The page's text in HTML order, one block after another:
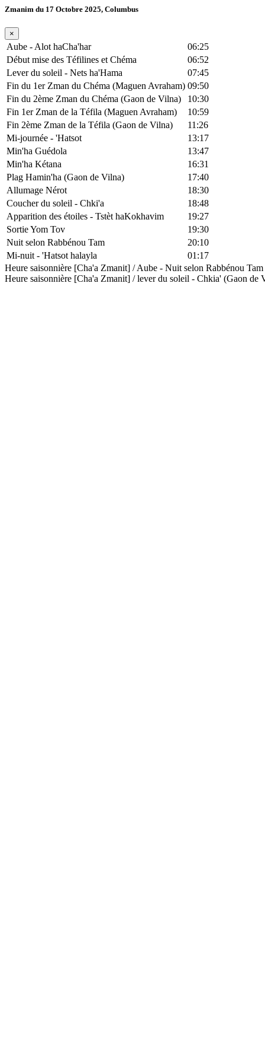
Zmanim du 17 Octobre 2025, Columbus
×
Aube - Alot haCha'har
06:25
Début mise des Téfilines et Chéma
06:52
Lever du soleil - Nets ha'Hama
07:45
Fin du 1er Zman du Chéma (Maguen Avraham) 09:50
Fin du 2ème Zman du Chéma (Gaon de Vilna)
10:30
Fin 1er Zman de la Téfila (Maguen Avraham)
10:59
Fin 2ème Zman de la Téfila (Gaon de Vilna)
11:26
Mi-journée - 'Hatsot
13:17
Min'ha Guédola
13:47
Min'ha Kétana
16:31
Plag Hamin'ha (Gaon de Vilna)
17:40
Allumage Nérot
18:30
Coucher du soleil - Chki'a
18:48
Apparition des étoiles - Tstèt haKokhavim
19:27
Sortie Yom Tov
19:30
Nuit selon Rabbénou Tam
20:10
Mi-nuit - 'Hatsot halayla
01:17
Heure saisonnière [Cha'a Zmanit] / Aube - Nuit selon Rabbénou
Heure saisonnière [Cha'a Zmanit] / lever du soleil - Chkia' (Gaon de